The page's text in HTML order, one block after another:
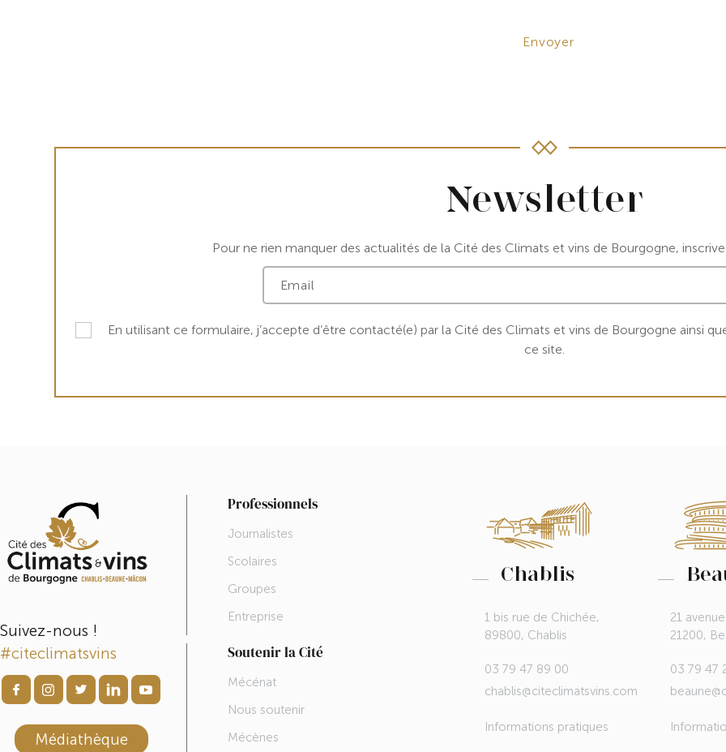
Newsletter
Pour ne rien manquer des actualités de la Cité des Climats et vins de Bourgogne,
En utilisant ce formulaire, j’accepte d’être contacté(e) par la Cité des Climats et vins de Bourgogne ainsi
ce site.
Suivez-nous !
#citeclimatsvins
Médiathèque
Professionnels
Journalistes
Scolaires
Groupes
Entreprise
Soutenir la Cité
Mécénat
Nous soutenir
Mécènes
Chablis
1 bis rue de Chichée,
89800, Chablis
03 79 47 89 00
chablis@citeclimatsvins.com
Informations pratiques
21
21200,
03 79 47